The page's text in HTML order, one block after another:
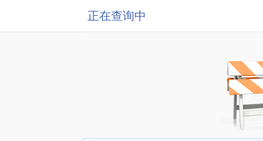
正在查询中